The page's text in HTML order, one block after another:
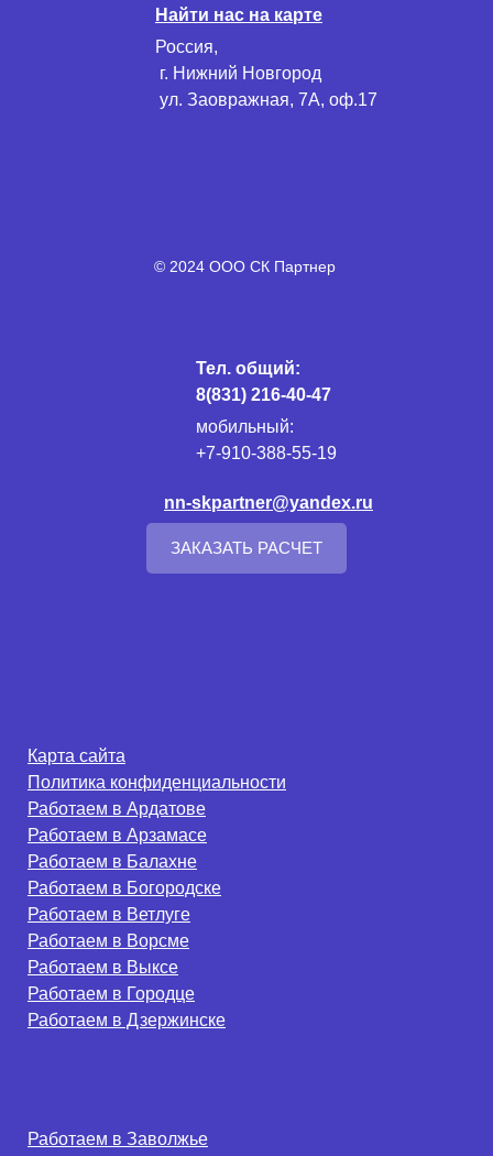
Найти нас на карте
Россия,
г. Нижний Новгород
ул. Заовражная, 7А, оф.17
© 2024 ООО СК Партнер
Тел. общий:
8(831) 216-40-47
мобильный:
+7-910-388-55-19
nn-skpartner@yandex.ru
ЗАКАЗАТЬ РАСЧЕТ
Карта сайта
Политика конфиденциальности
Работаем в Ардатове
Работаем в Арзамасе
Работаем в Балахне
Работаем в Богородске
Работаем в Ветлуге
Работаем в Ворсме
Работаем в Выксе
Работаем в Городце
Работаем в Дзержинске
Работаем в Заволжье